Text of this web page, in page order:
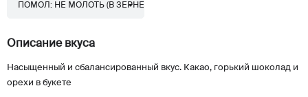
ПОМОЛ: НЕ МОЛОТЬ (В ЗЕРНЕ)
Описание вкуса
Насыщенный и сбалансированный вкус. Какао, горький шоколад и
орехи в букете